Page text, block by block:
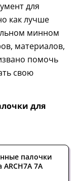
для
как лучше
минном
материалов,
помочь
свою
для
палочки
7A